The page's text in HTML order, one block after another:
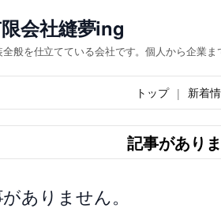
会社縫夢ing
全般を仕立てている会社です。個人から企業ま
トップ 新着
記事があり
ありません。